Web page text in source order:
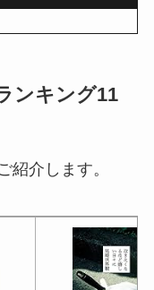
ンキング11
紹介します。